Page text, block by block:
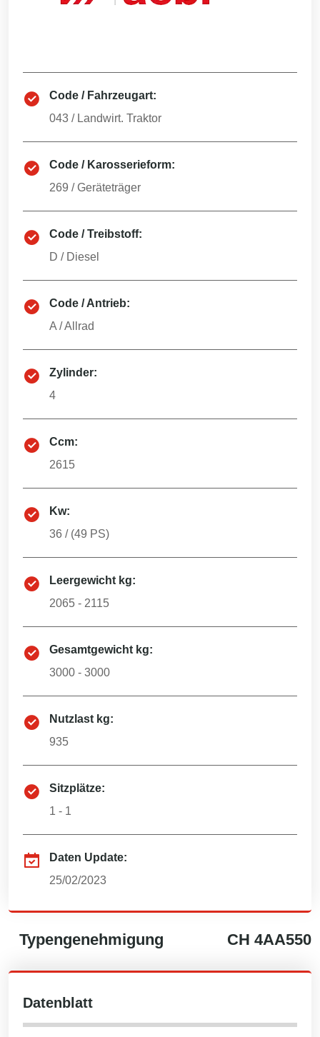
Code / Fahrzeugart:
043 / Landwirt. Traktor
Code / Karosserieform:
269 /Geräteträger
Code / Treibstoff:
D / Diesel
Code / Antrieb:
A /Allrad
Zylinder:
4
Ccm:
2615
Kw:
36 / (49 PS)
Leergewicht kg:
2065 - 2115
Gesamtgewicht kg:
3000 - 3000
Nutzlast kg:
935
Sitzplätze:
1 - 1
Daten Update:
25/02/2023
Typengenehmigung CH 4AA550
Datenblatt